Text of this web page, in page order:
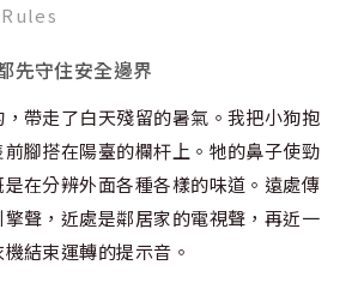
先守住安全邊界
帶走了白天殘留的暑氣。我把小狗抱
腳搭在陽臺的欄杆上。牠的鼻子使勁
在分辨外面各種各樣的味道。遠處傳
聲，近處是鄰居家的電視聲，再近一
結束運轉的提示音。